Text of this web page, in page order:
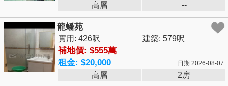
高層 --
龍蟠苑
實用: 426呎 建築: 579呎
補地價: $555萬
租金: $20,000
日期:2026-08-07
高層 2房